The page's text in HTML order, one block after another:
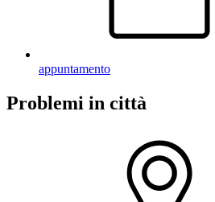
appuntamento
Problemi in città